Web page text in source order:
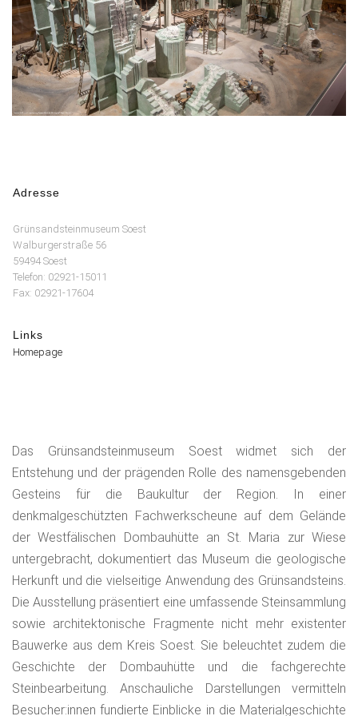
Adresse
Grünsandsteinmuseum Soest
Walburgerstraße 56
59494 Soest
Telefon: 02921-15011
Fax: 02921-17604
Links
Homepage
Das Grünsandsteinmuseum Soest widmet sich der
Entstehung und der prägenden Rolle des namensgebenden
Gesteins für die Baukultur der Region. In einer
denkmalgeschützten Fachwerkscheune auf dem Gelände
der Westfälischen Dombauhütte an St. Maria zur Wiese
untergebracht, dokumentiert das Museum die geologische
Herkunft und die vielseitige Anwendung des Grünsandsteins.
Die Ausstellung präsentiert eine umfassende Steinsammlung
sowie architektonische Fragmente nicht mehr existenter
Bauwerke aus dem Kreis Soest. Sie beleuchtet zudem die
Geschichte der Dombauhütte und die fachgerechte
Steinbearbeitung. Anschauliche Darstellungen vermitteln
Besucher:innen fundierte Einblicke in die Materialgeschichte